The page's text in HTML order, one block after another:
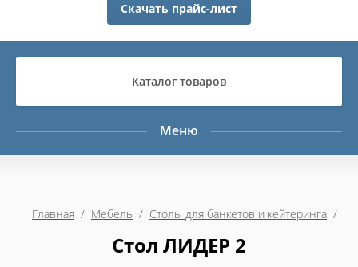
Скачать прайс-лист
Каталог товаров
Меню
Главная
  /
Мебель
  /
Столы для банкетов и кейтеринга
/
Стол ЛИДЕР 2